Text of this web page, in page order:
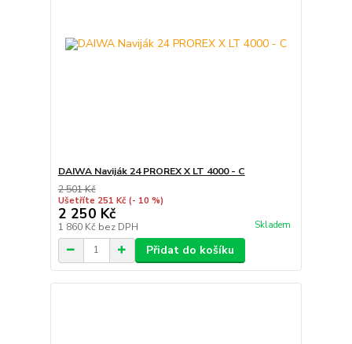
DAIWA Naviják 24 PROREX X LT 4000 - C
2 501 Kč
Ušetříte 251 Kč (- 10 %)
2 250 Kč
1 860 Kč bez DPH Skladem
Přidat do košíku